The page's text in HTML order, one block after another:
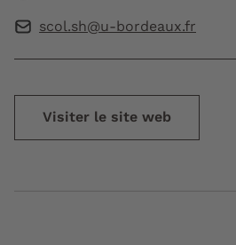
scol.sh@u-bordeaux.fr
Visiter le site web